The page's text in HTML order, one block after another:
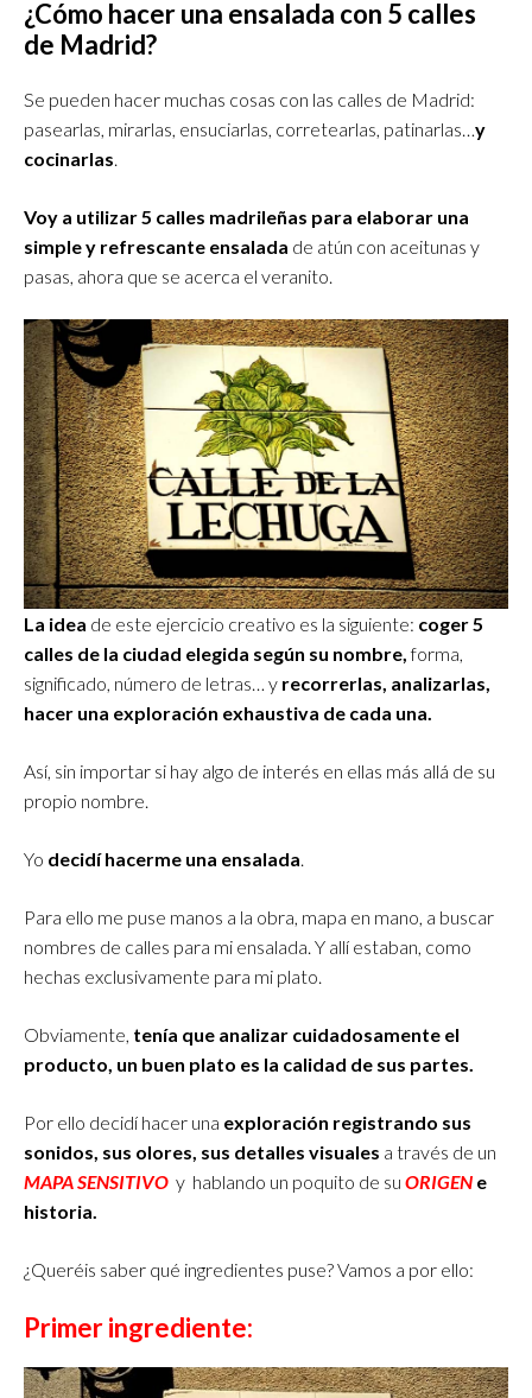
¿Cómo hacer una ensalada con 5 calles
de Madrid?
Se pueden hacer muchas cosas con las calles de Madrid:
pasearlas, mirarlas, ensuciarlas, corretearlas, patinarlas… y
cocinarlas
Voy a utilizar 5 calles madrileñas para elaborar una
simple y refrescante ensalada de atún con aceitunas y
pasas, ahora que se acerca el veranito.
La idea de este ejercicio creativo es la siguiente: coger 5
calles de la ciudad elegida según su nombre,forma,
significado, número de letras… y recorrerlas, analizarlas,
hacer una exploración exhaustiva de cada una.
Así, sin importar si hay algo de interés en ellas más allá de su
propio nombre.
Yo decidí hacerme una ensalada
Para ello me puse manos a la obra, mapa en mano, a buscar
nombres de calles para mi ensalada. Y allí estaban, como
hechas exclusivamente para mi plato.
Obviamente, tenía que analizar cuidadosamente el
producto, un buen plato es la calidad de sus partes.
Por ello decidí hacer una exploración registrando sus
sonidos, sus olores, sus detalles visuales a través de un
MAPA SENSITIVO y hablando un poquito de su ORIGEN e
historia.
¿Queréis saber qué ingredientes puse? Vamos a por ello:
Primer ingrediente: